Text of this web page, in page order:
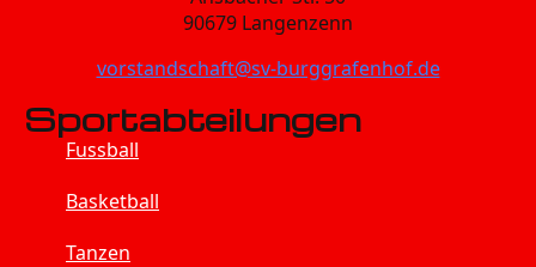
90679 Langenzenn
vorstandschaft@sv-burggrafenhof.de
Sportabteilungen
Fussball
Basketball
Tanzen